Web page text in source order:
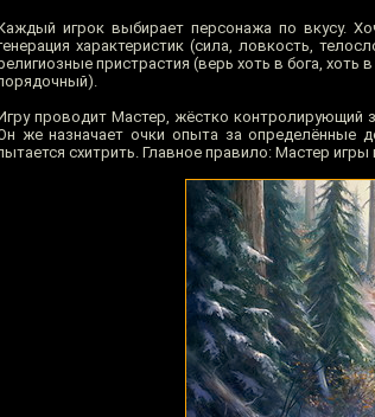
игрок выбирает персонажа по вкусу.
характеристик (сила, ловкость,
пристрастия (верь хоть в бога,
проводит Мастер, жёстко контролирующий
же назначает очки опыта за определённые
схитрить. Главное правило: Мастер